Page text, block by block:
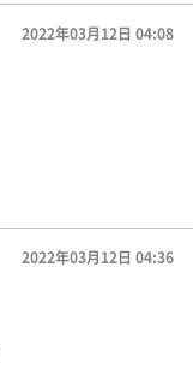
2022年03月12日 04:08
2022年03月12日 04:36